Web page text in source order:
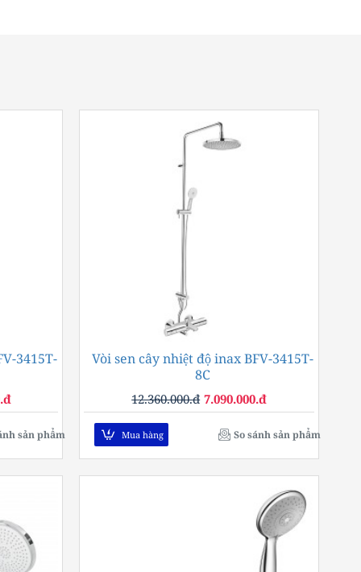
-43%
3415T-
sản phẩm
-43%
Vòi sen cây nhiệt độ inax BFV-3415T-
8C
7.090.000.đ
12.360.000.đ
Mua hàng So sánh sản phẩm